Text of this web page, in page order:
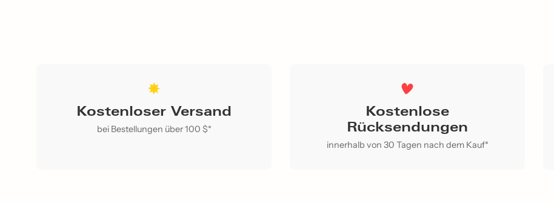
Kostenloser Versand
bei Bestellungen über 100 $*
Kostenlose
Rücksendungen
innerhalb von 30 Tagen nach dem Kauf*